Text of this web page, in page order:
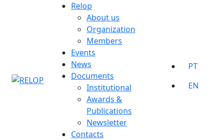
Relop
About us
Organization
Members
Events
News
Documents
Institutional
Awards &
Publications
Newsletter
Contacts
PT
EN